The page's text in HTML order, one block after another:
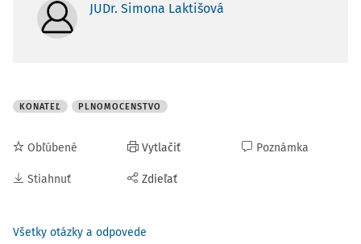
JUDr. Simona Laktišová
KONATEĽ PLNOMOCENSTVO
Obľúbené
Stiahnuť
Vytlačiť
Zdieľať
Poznámka
Všetky otázky a odpovede